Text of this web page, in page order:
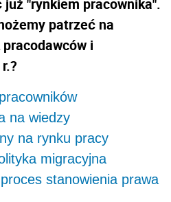
"rynkiem pracownika".
patrzeć na
i
na wiedzy
na rynku pracy
migracyjna
stanowienia prawa